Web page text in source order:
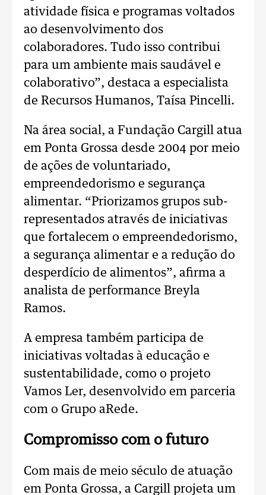
atividade física e programas voltados
ao desenvolvimento dos
colaboradores. Tudo isso contribui
para um ambiente mais saudável e
colaborativo”, destaca a especialista
de Recursos Humanos, Taísa Pincelli.
Na área social, a Fundação Cargill atua
em Ponta Grossa desde 2004 por meio
de ações de voluntariado,
empreendedorismo e segurança
alimentar. “Priorizamos grupos sub-
representados através de iniciativas
que fortalecem o empreendedorismo,
a segurança alimentar e a redução do
desperdício de alimentos”, afirma a
analista de performance Breyla
Ramos.
A empresa também participa de
iniciativas voltadas à educação e
sustentabilidade, como o projeto
Vamos Ler, desenvolvido em parceria
com o Grupo aRede.
Compromisso com o futuro
Com mais de meio século de atuação
em Ponta Grossa, a Cargill projeta um